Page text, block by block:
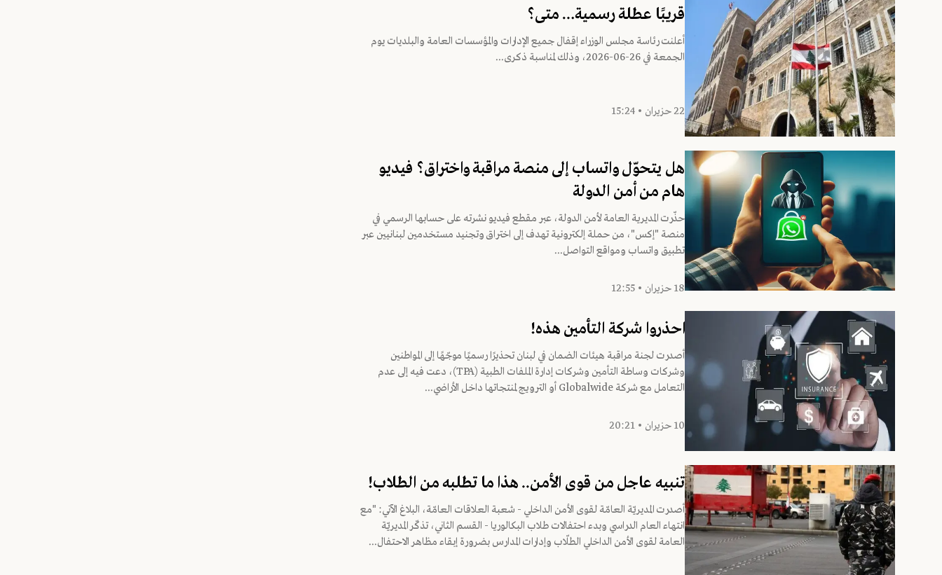
قريبًا عطلة رسمية… متى؟
أعلنت رئاسة مجلس الوزراء إقفال جميع الإدارات والمؤسسات العامة والبلديات يوم
الجمعة في 26-06-2026، وذلك لمناسبة ذكرى...
22 حزيران • 15:24
هل يتحوّل واتساب إلى منصة مراقبة واختراق؟ فيديو
هام من أمن الدولة
حذّرت المديرية العامة لأمن الدولة، عبر مقطع فيديو نشرته على حسابها الرسمي في
منصة "إكس"، من حملة إلكترونية تهدف إلى اختراق وتجنيد مستخدمين لبنانيين عبر
تطبيق واتساب ومواقع التواصل...
18 حزيران • 12:55
احذروا شركة التأمين هذه!
أصدرت لجنة مراقبة هيئات الضمان في لبنان تحذيرًا رسميًا موجّهًا إلى المواطنين
وشركات وساطة التأمين وشركات إدارة الملفات الطبية (TPA)، دعت فيه إلى عدم
التعامل مع شركة Globalwide أو الترويج لمنتجاتها داخل الأراضي...
10 حزيران • 20:21
تنبيه عاجل من قوى الأمن.. هذا ما تطلبه من الطلاب!
أصدرت المديريّة العامّة لقوى الأمن الداخلي - شعبة العلاقات العامّة، البلاغ الآتي: "مع
انتهاء العام الدراسي وبدء احتفالات طلاب البكالوريا - القسم الثاني، تذكّر المديريّة
العامة لقوى الأمن الداخلي الطلّاب وإدارات المدارس بضرورة إبقاء مظاهر الاحتفال...